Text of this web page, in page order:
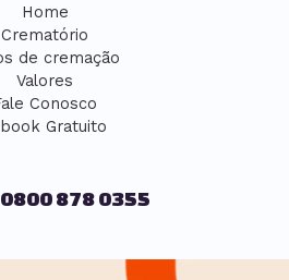
Home
Crematório
de cremação
Valores
Conosco
Gratuito
878 0355